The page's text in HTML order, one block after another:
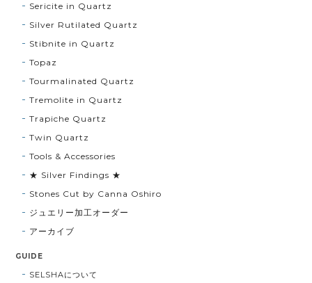
Sericite in Quartz
Silver Rutilated Quartz
Stibnite in Quartz
Topaz
Tourmalinated Quartz
Tremolite in Quartz
Trapiche Quartz
Twin Quartz
Tools & Accessories
★ Silver Findings ★
Stones Cut by Canna Oshiro
ジュエリー加工オーダー
アーカイブ
GUIDE
SELSHAについて